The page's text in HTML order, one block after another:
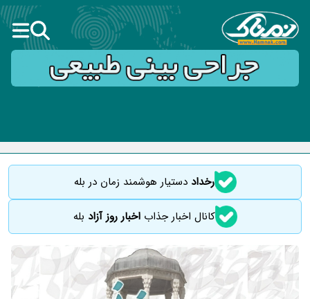
رخداددستیار هوشمند زمان در بله
کانال اخبار جذاباخبار روز آزاد بله